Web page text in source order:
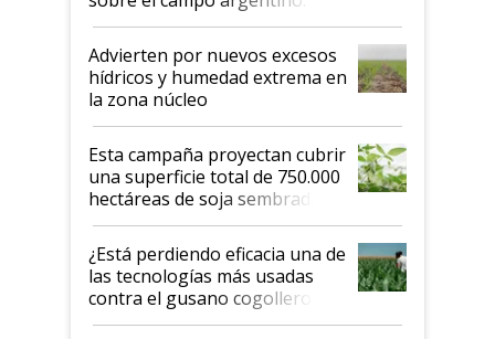
"Estoy muy impresionado"
Advierten por nuevos excesos
hídricos y humedad extrema en
la zona núcleo
Esta campaña proyectan cubrir
una superficie total de 750.000
hectáreas de soja sembradas
con una nueva generación de
variedades que marcan un
salto tecnológico en genética y
rendimiento
¿Está perdiendo eficacia una de
las tecnologías más usadas
contra el gusano cogollero? El
desafío de una tecnología clave